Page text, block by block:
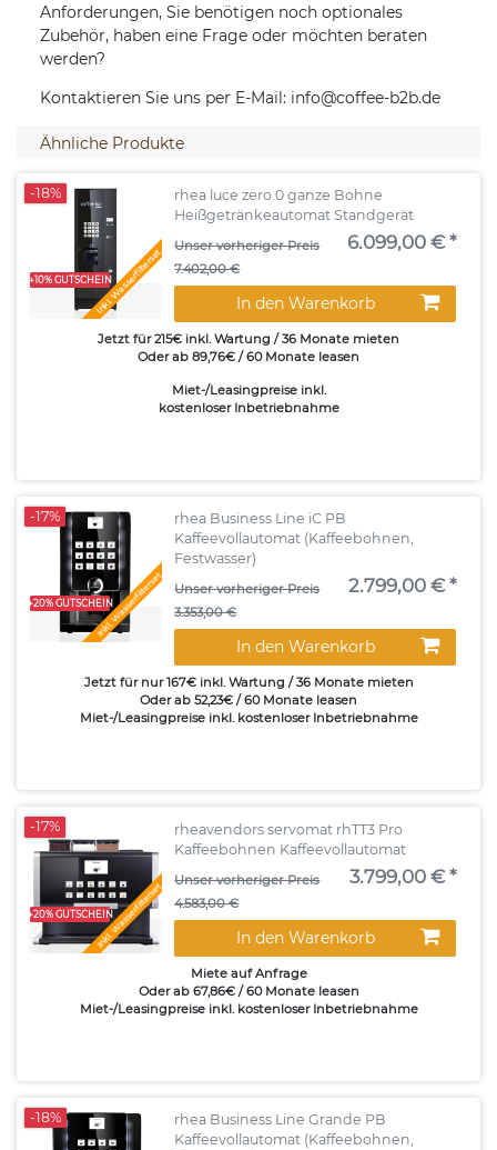
Anforderungen, Sie benötigen noch optionales
Zubehör, haben eine Frage oder möchten beraten
werden?
Kontaktieren Sie uns per E-Mail: info@coffee-b2b.de
Ähnliche Produkte
Inkl. Wasserfilterset
+10% GUTSCHEIN
-18%
rhea luce zero.0 ganze Bohne
Heißgetränkeautomat Standgerät
Unser vorheriger Preis
7.402,00 €
6.099,00 € *
In den Warenkorb
Jetzt für 215€ inkl. Wartung / 36 Monate mieten
Oder ab 89,76€ / 60 Monate leasen
Miet-/Leasingpreise inkl.
kostenloser Inbetriebnahme
+20% GUTSCHEINInkl. Wasserfilterset
-17%
rhea Business Line iC PB
Kaffeevollautomat (Kaffeebohnen,
Festwasser)
Unser vorheriger Preis
3.353,00 €
2.799,00 € *
In den Warenkorb
Jetzt für nur 167€ inkl. Wartung / 36 Monate mieten
Oder ab 52,23€ / 60 Monate leasen
Miet-/Leasingpreise inkl. kostenloser Inbetriebnahme
Inkl. Wasserfilterset
+20% GUTSCHEIN
-17%
rheavendors servomat rhTT3 Pro
Kaffeebohnen Kaffeevollautomat
Unser vorheriger Preis
4.583,00 €
3.799,00 € *
In den Warenkorb
Miete auf Anfrage
Oder ab 67,86€ / 60 Monate leasen
Miet-/Leasingpreise inkl. kostenloser Inbetriebnahme
-18%
rhea Business Line Grande PB
Kaffeevollautomat (Kaffeebohnen,